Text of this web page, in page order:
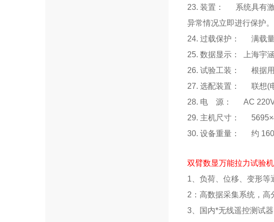
23. 装置： 系统具有激
异常情况立即进行保护。
24. 过载保护： 满载量
25. 数据显示： 上海宇
26. 试验工装： 根据用
27. 选配装置： 联想(
28. 电 源： AC 220V
29. 主机尺寸：
30. 设备重量： 约
双臂数显万能拉力试验机
1、负荷、位移、变形等
2：高数据采集系统，高
3、国内*无线遥控测试